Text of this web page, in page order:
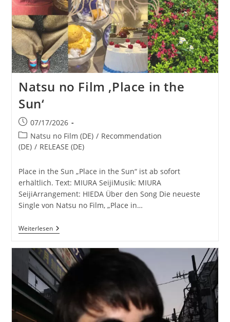
Natsu no Film ‚Place in the
Sun‘
Beitrag
veröffentlicht:
07/17/2026
Beitrags-
Kategorie:
Natsu no Film (DE) / Recommendation
(DE) / RELEASE (DE)
Place in the Sun „Place in the Sun“ ist ab sofort
erhältlich. Text: MIURA SeijiMusik: MIURA
SeijiArrangement: HIEDA Über den Song Die neueste
Single von Natsu no Film, „Place in…
WeiterlesenNatsu
No
‚Place
In
The
Sun‘